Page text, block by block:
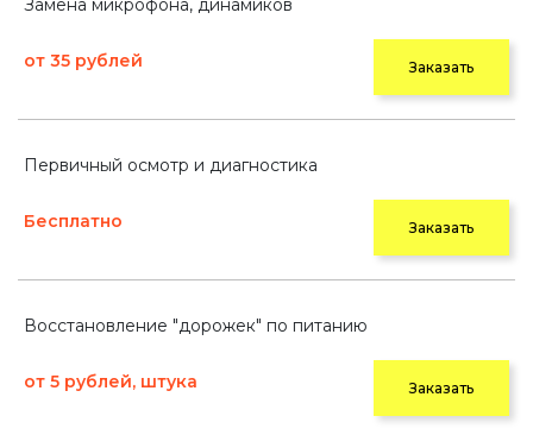
Замена микрофона, динамиков
от 35 рублей Заказать
Первичный осмотр и диагностика
Бесплатно Заказать
Восстановление "дорожек" по питанию
от 5 рублей, штука Заказать